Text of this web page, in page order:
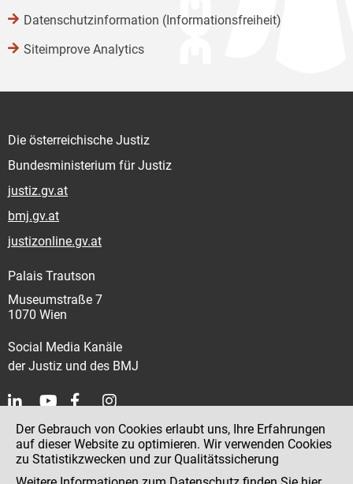
Datenschutzinformation (Informationsfreiheit)
Siteimprove Analytics
Die österreichische Justiz
Bundesministerium für Justiz
justiz.gv.at
bmj.gv.at
justizonline.gv.at
Palais Trautson
Museumstraße 7
1070 Wien
Social Media Kanäle
der Justiz und des BMJ
Kontakt
Impressum
Der Gebrauch von Cookies erlaubt uns, Ihre Erfahrungen
auf dieser Website zu optimieren. Wir verwenden Cookies
zu Statistikzwecken und zur Qualitätssicherung